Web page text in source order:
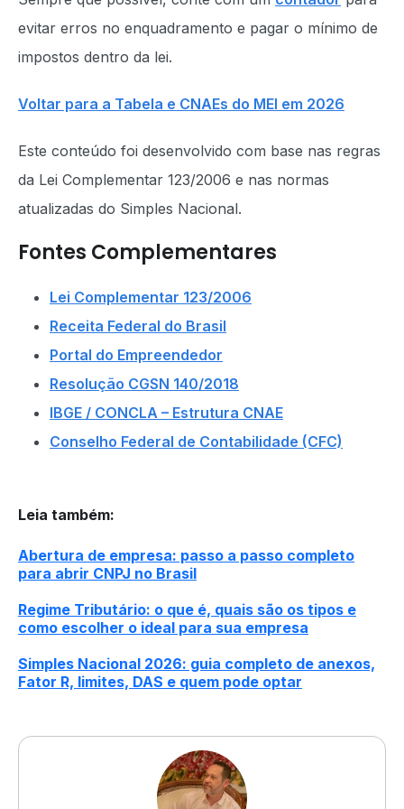
evitar erros no enquadramento e pagar o mínimo de
impostos dentro da lei.
Voltar para a Tabela e CNAEs do MEI em 2026
Este conteúdo foi desenvolvido com base nas regras
da Lei Complementar 123/2006 e nas normas
atualizadas do Simples Nacional.
Fontes Complementares
Lei Complementar 123/2006
Receita Federal do Brasil
Portal do Empreendedor
Resolução CGSN 140/2018
IBGE / CONCLA – Estrutura CNAE
Conselho Federal de Contabilidade (CFC)
Leia também:
Abertura de empresa: passo a passo completo
para abrir CNPJ no Brasil
Regime Tributário: o que é, quais são os tipos e
como escolher o ideal para sua empresa
Simples Nacional 2026: guia completo de anexos,
Fator R, limites, DAS e quem pode optar